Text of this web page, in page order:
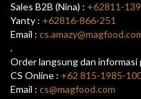
Sales B2B (Nina) : +62811-
Yanty : +62816-866-251
Email :
.
Order langsung dan informasi
CS Online : +62 815-1985-
Email : cs@magfood.com